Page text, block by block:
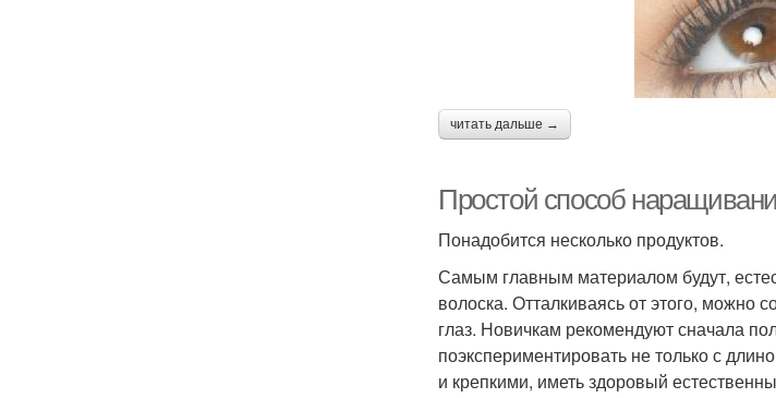
читать дальше →
Простой способ
Понадобится несколько продуктов.
Самым главным материалом будут,
волоска. Отталкиваясь от этого, можно
глаз. Новичкам рекомендуют сначала
поэкспериментировать не только с
и крепкими, иметь здоровый